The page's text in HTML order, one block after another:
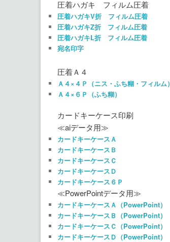
圧着ハガキ フィルム圧着
圧着ハガキV折 フィルム圧着
圧着ハガキZ折 フィルム圧着
圧着ハガキL折 フィルム圧着
宛名印字
圧着Ａ４
Ａ４×４Ｐ（ニス・ふち糊・フィルム）
Ａ４×６Ｐ（ふち糊）
カードキーケース印刷
≪aiデータ用≫
カードキーケースＡ
カードキーケースＢ
カードキーケースＣ
カードキーケースＤ
カードキーケース６Ｐ
≪PowerPointデータ用≫
カードキーケースＡ（PowerPoint）
カードキーケースＢ（PowerPoint）
カードキーケースＣ（PowerPoint）
カードキーケースＤ（PowerPoint）